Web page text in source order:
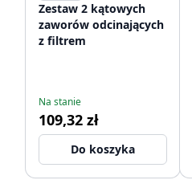
Zestaw 2 kątowych
zaworów odcinających
z filtrem
Na stanie
109,32 zł
Do koszyka